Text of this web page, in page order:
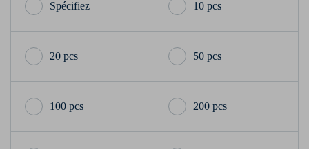
10 pcs
20 pcs 50 pcs
100 pcs 200 pcs